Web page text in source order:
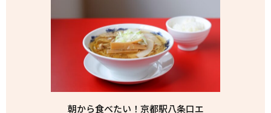
朝から食べたい！京都駅八条口エ